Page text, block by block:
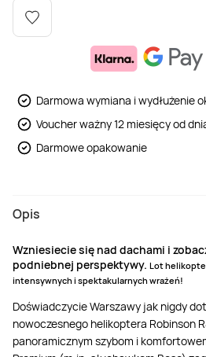
Mazury
Masaż
Masaż
Masaż
Masaż
Jazda po
Jazda
Sporty
Kurs
SUP
Darmowa wymiana i wydłużenie
Voucher ważny 12 miesięcy od
Darmowe opakowanie
Opis
Wzniesiecie się nad dachami i
podniebnej perspektywy. Lot
intensywnych i spektakularnych wrażeń!
Doświadczycie Warszawy jak nigdy
nowoczesnego helikoptera Robinson
panoramicznym szybom i